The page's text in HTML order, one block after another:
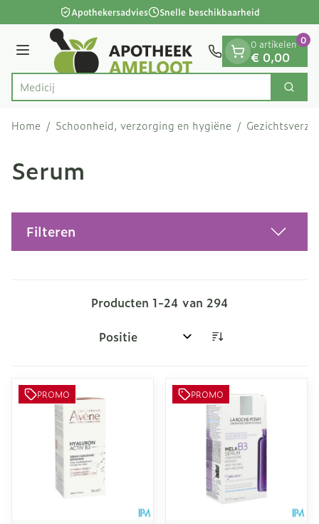
Ga naar de inhoudApothekersadvies Snelle beschikbaarheid
Menu
Product, merk, categorie... Zoek
0 artikelen
€ 0,00
0
Home / Schoonheid, verzorging en hygiëne /
Serum
Filteren
Producten 1-24 van 294
Sorteer op:
PROMO PROMO